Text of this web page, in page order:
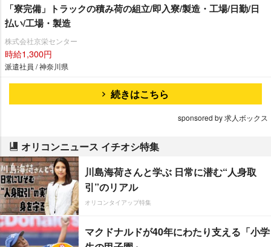
「寮完備」トラックの積み荷の組立/即入寮/製造・工場/日勤/日
払い/工場・製造
株式会社京栄センター
時給1,300円
派遣社員 / 神奈川県
続きはこちら
sponsored by 求人ボックス
オリコンニュース イチオシ特集
川島海荷さんと学ぶ 日常に潜む“人身取
引”のリアル
オリコンタイアップ特集
マクドナルドが40年にわたり支える「小学